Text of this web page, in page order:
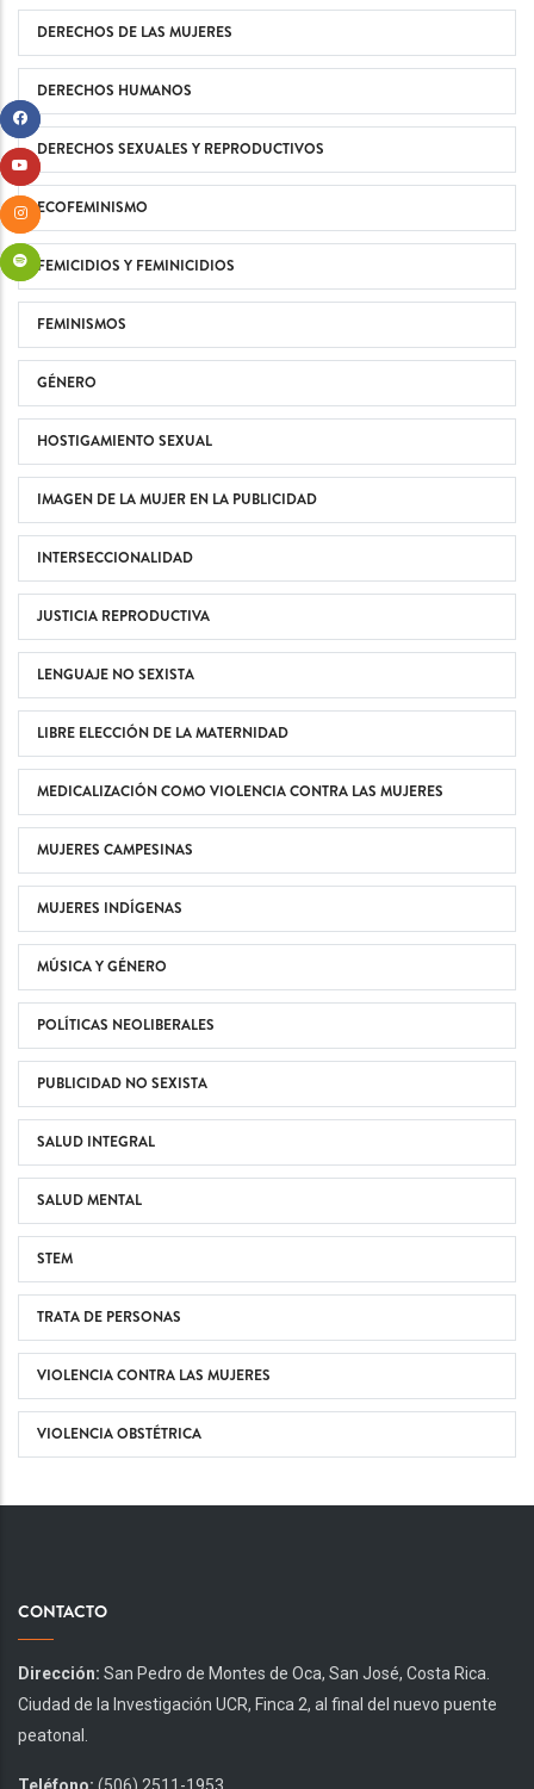
DERECHOS DE LAS MUJERES
DERECHOS HUMANOS
DERECHOS SEXUALES Y REPRODUCTIVOS
ECOFEMINISMO
FEMICIDIOS Y FEMINICIDIOS
FEMINISMOS
GÉNERO
HOSTIGAMIENTO SEXUAL
IMAGEN DE LA MUJER EN LA PUBLICIDAD
INTERSECCIONALIDAD
JUSTICIA REPRODUCTIVA
LENGUAJE NO SEXISTA
LIBRE ELECCIÓN DE LA MATERNIDAD
MEDICALIZACIÓN COMO VIOLENCIA CONTRA LAS MUJERES
MUJERES CAMPESINAS
MUJERES INDÍGENAS
MÚSICA Y GÉNERO
POLÍTICAS NEOLIBERALES
PUBLICIDAD NO SEXISTA
SALUD INTEGRAL
SALUD MENTAL
STEM
TRATA DE PERSONAS
VIOLENCIA CONTRA LAS MUJERES
VIOLENCIA OBSTÉTRICA
CONTACTO
Dirección: San Pedro de Montes de Oca, San José, Costa Rica.
Ciudad de la Investigación UCR, Finca 2, al final del nuevo puente
peatonal.